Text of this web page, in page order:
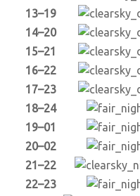
13–19
14–20
15–21
16–22
17–23
18–24
19–01
20–02
21–22
22–23